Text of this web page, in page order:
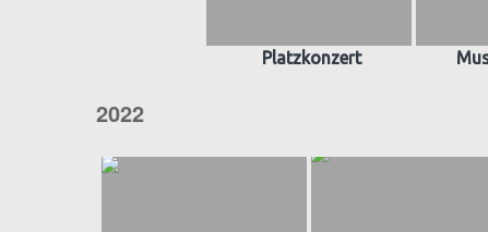
Platzkonzert
2022